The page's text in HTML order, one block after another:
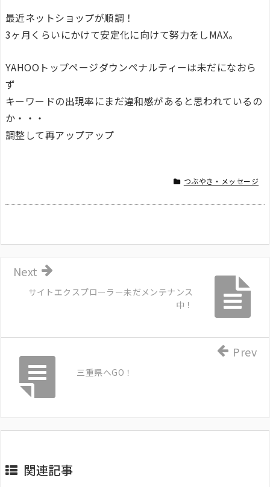
最近ネットショップが順調！
3ヶ月くらいにかけて安定化に向けて努力をしMAX。
YAHOOトップページダウンペナルティーは未だになおら
ず
キーワードの出現率にまだ違和感があると思われているの
か・・・
調整して再アップアップ
つぶやき・メッセージ
サイトエクスプローラー未だメンテナンス
中！
Next
三重県へGO！
Prev
関連記事